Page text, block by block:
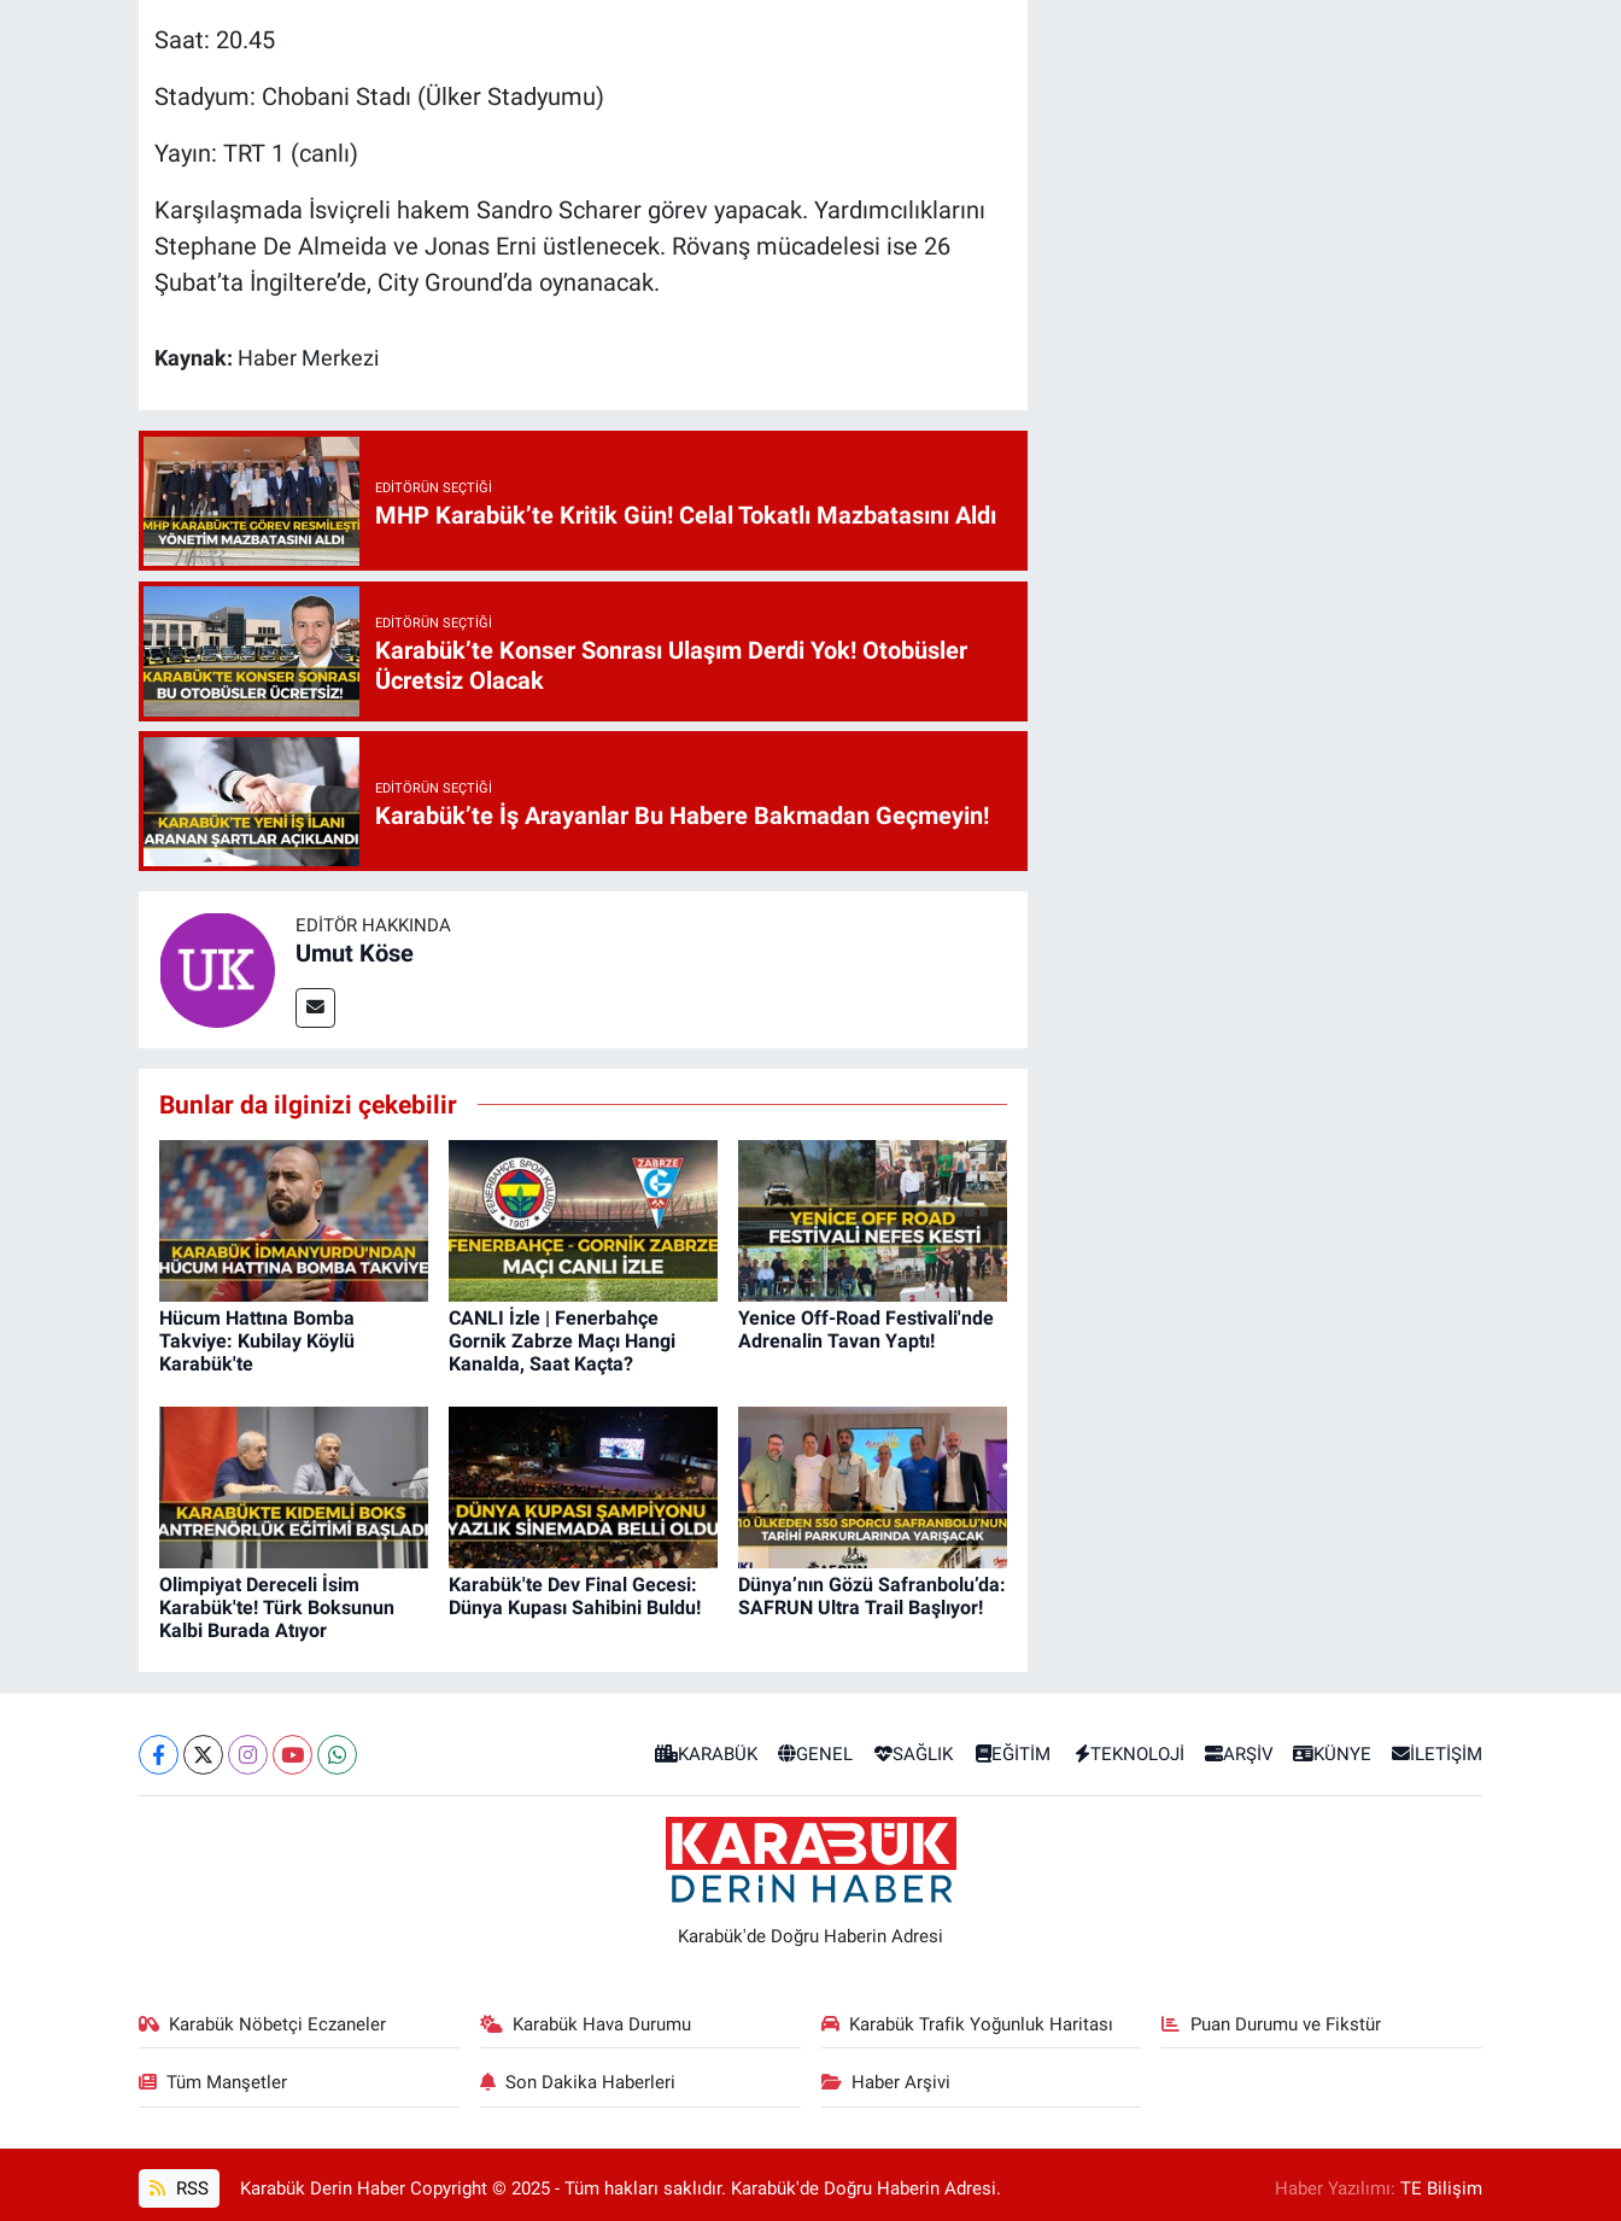
Saat: 20.45
Stadyum: Chobani Stadı (Ülker Stadyumu)
Yayın: TRT 1 (canlı)
Karşılaşmada İsviçreli hakem Sandro Scharer görev yapacak. Yardımcılıklarını
Stephane De Almeida ve Jonas Erni üstlenecek. Rövanş mücadelesi ise 26
Şubat’ta İngiltere’de, City Ground’da oynanacak.
Kaynak: Haber Merkezi
EDITÖRÜN SEÇTIĞI
MHP Karabük’te Kritik Gün! Celal Tokatlı Mazbatasını Aldı
EDITÖRÜN SEÇTIĞI
Karabük’te Konser Sonrası Ulaşım Derdi Yok! Otobüsler
Ücretsiz Olacak
EDITÖRÜN SEÇTIĞI
Karabük’te İş Arayanlar Bu Habere Bakmadan Geçmeyin!
EDITÖR HAKKINDA
Umut Köse
Bunlar da ilginizi çekebilir
Hücum Hattına Bomba
Takviye: Kubilay Köylü
Karabük'te
CANLI İzle | Fenerbahçe
Gornik Zabrze Maçı Hangi
Kanalda, Saat Kaçta?
Yenice Off-Road Festivali'nde
Adrenalin Tavan Yaptı!
Olimpiyat Dereceli İsim
Karabük'te! Türk Boksunun
Kalbi Burada Atıyor
Karabük'te Dev Final Gecesi:
Dünya Kupası Sahibini Buldu!
Dünya’nın Gözü Safranbolu’da:
SAFRUN Ultra Trail Başlıyor!
KARABÜK GENEL SAĞLIK EĞİTİM TEKNOLOJİ ARŞİV KÜNYE İLETİŞİM
Karabük'de Doğru Haberin Adresi
Karabük Nöbetçi Eczaneler Karabük Hava Durumu Karabük Trafik Yoğunluk Haritası Puan Durumu ve Fikstür
Tüm Manşetler Son Dakika Haberleri Haber Arşivi
RSS Karabük Derin Haber Copyright © 2025 - Tüm hakları saklıdır. Karabük'de Doğru Haberin Adresi. Haber Yazılımı:TE Bilişim